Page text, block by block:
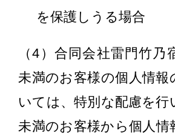
を保護しうる場合
（4）合同会社雷門竹乃
未満のお客様の個人情報
いては、特別な配慮を行
未満のお客様から個人情